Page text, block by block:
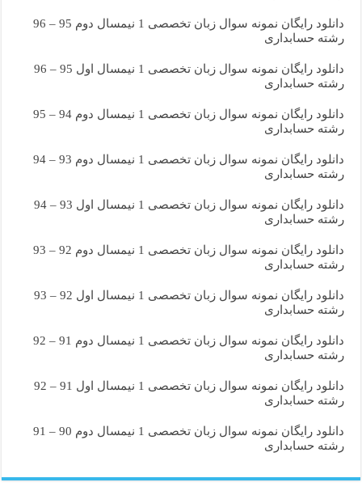
دانلود رایگان نمونه سوال زبان تخصصی 1 نیمسال دوم 95 – 96
رشته حسابداری
دانلود رایگان نمونه سوال زبان تخصصی 1 نیمسال اول 95 – 96
رشته حسابداری
دانلود رایگان نمونه سوال زبان تخصصی 1 نیمسال دوم 94 – 95
رشته حسابداری
دانلود رایگان نمونه سوال زبان تخصصی 1 نیمسال دوم 93 – 94
رشته حسابداری
دانلود رایگان نمونه سوال زبان تخصصی 1 نیمسال اول 93 – 94
رشته حسابداری
دانلود رایگان نمونه سوال زبان تخصصی 1 نیمسال دوم 92 – 93
رشته حسابداری
دانلود رایگان نمونه سوال زبان تخصصی 1 نیمسال اول 92 – 93
رشته حسابداری
دانلود رایگان نمونه سوال زبان تخصصی 1 نیمسال دوم 91 – 92
رشته حسابداری
دانلود رایگان نمونه سوال زبان تخصصی 1 نیمسال اول 91 – 92
رشته حسابداری
دانلود رایگان نمونه سوال زبان تخصصی 1 نیمسال دوم 90 – 91
رشته حسابداری